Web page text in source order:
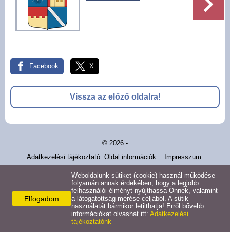
Pályázatok
Alsórajk
EFOP-1.5.2-16-2017-00008
Facebook X
Vissza az előző oldalra!
© 2026 -
Adatkezelési tájékoztató Oldal információk Impresszum
Elfogadom
Weboldalunk sütiket (cookie) használ működése
folyamán annak érdekében, hogy a legjobb
felhasználói élményt nyújthassa Önnek, valamint
a látogatottság mérése céljából. A sütik
használatát bármikor letilthatja! Erről bővebb
információkat olvashat itt: Adatkezelési
tájékoztatónk